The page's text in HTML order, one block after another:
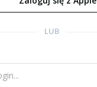
LUB